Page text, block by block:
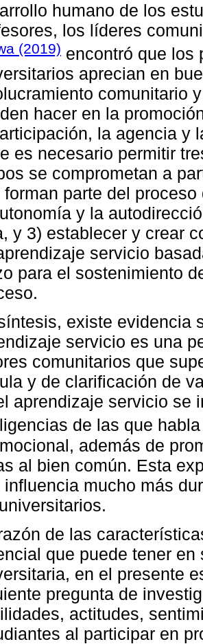
humano de los
los líderes
(2019) encontró que los
aprecian en
comunitario
hacer en la
la agencia y
es necesario permitir
se comprometan a
forman parte del
y la
y 3) establecer y crear
servicio
para el sostenimiento
existe evidencia
servicio es una
comunitarios que
y de clarificación de
aprendizaje servicio se
de las que
además de
al bien común. Esta
influencia mucho más
de las
que puede tener
en el presente
pregunta de
actitudes,
al participar en